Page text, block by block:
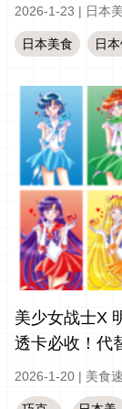
2026-1-23 | 日本
日本美食 日
美少女战士X
透卡必收！代
2026-1-20 | 美食